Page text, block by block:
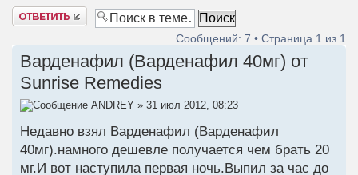
Ответить
Сообщений: 7 • Страница 1 из 1
Варденафил (Варденафил 40мг) от
Sunrise Remedies
ANDREY » 31 июл 2012, 08:23
Недавно взял Варденафил (Варденафил
40мг).намного дешевле получается чем брать 20
мг.И вот наступила первая ночь.Выпил за час до